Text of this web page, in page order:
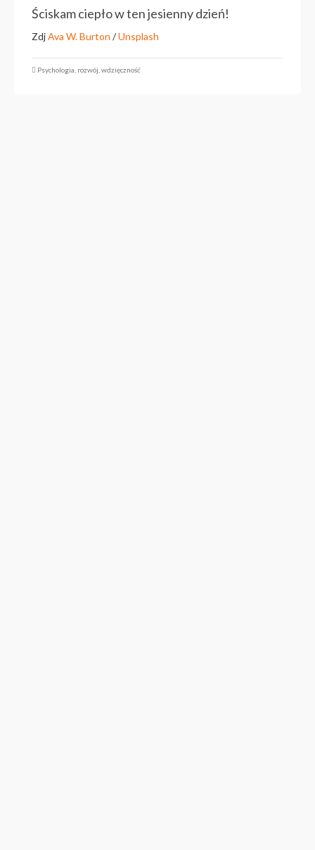
Ściskam ciepło w ten jesienny dzień!
ZdjAva W. Burton /Unsplash
Psychologia rozwój wdzięczność